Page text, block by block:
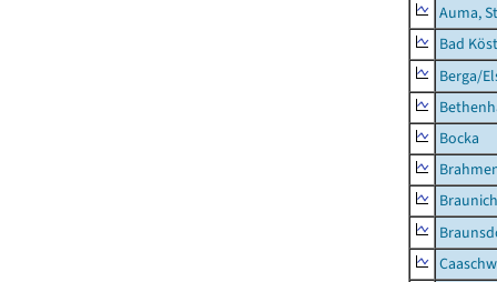
Auma,
Bad
Berga/
Bocka